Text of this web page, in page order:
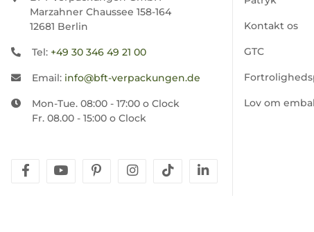
Marzahner Chaussee 158-164
12681 Berlin
Tel: +49 30 346 49 21 00
Email: info@bft-verpackungen.de
Mon-Tue. 08:00 - 17:00 o Clock
Fr. 08.00 - 15:00 o Clock
facebookyoutubepinterestinstagram
tiktok
Kontakt os
GTC
Lov om